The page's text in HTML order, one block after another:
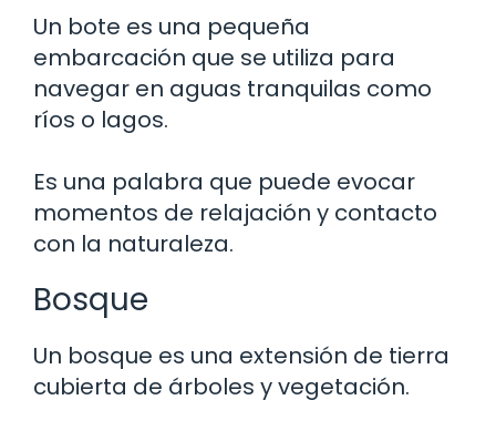
Un bote es una pequeña
embarcación que se utiliza para
navegar en aguas tranquilas como
ríos o lagos.
Es una palabra que puede evocar
momentos de relajación y contacto
con la naturaleza.
Bosque
Un bosque es una extensión de tierra
cubierta de árboles y vegetación.